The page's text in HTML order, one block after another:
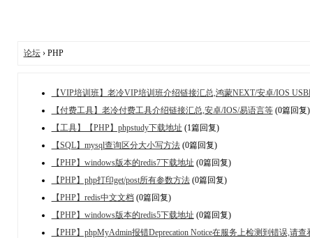
论坛› PHP
【VIP培训班】老冷VIP培训班介绍链接汇总,鸿蒙NEXT/安卓/IOS
【付费工具】老冷付费工具介绍链接汇总,安卓/IOS/易语言等(0篇回复)
【工具】【PHP】phpstudy下载地址 (1篇回复)
【SQL】mysql查询区分大小写方法(0篇回复)
【PHP】windows版本的redis7下载地址 (0篇回复)
【PHP】php打印get/post所有参数方法(0篇回复)
【PHP】redis中文文档(0篇回复)
【PHP】windows版本的redis5下载地址 (0篇回复)
【PHP】phpMyAdmin报错Deprecation Notice在服务上检测到错误,请